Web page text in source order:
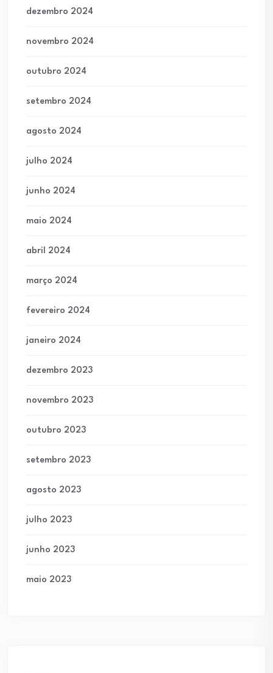
dezembro 2024
novembro 2024
outubro 2024
setembro 2024
agosto 2024
julho 2024
junho 2024
maio 2024
abril 2024
março 2024
fevereiro 2024
janeiro 2024
dezembro 2023
novembro 2023
outubro 2023
setembro 2023
agosto 2023
julho 2023
junho 2023
maio 2023